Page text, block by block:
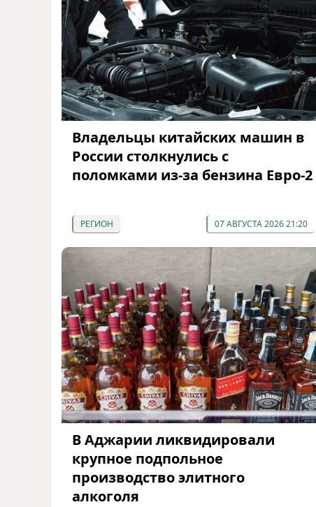
Владельцы китайских машин в
России столкнулись с
поломками из-за бензина Евро-2
РЕГИОН 07 АВГУСТА 2026 21:20
В Аджарии ликвидировали
крупное подпольное
производство элитного
алкоголя